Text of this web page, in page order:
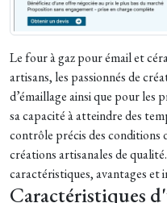
Le four à gaz pour émail et
artisans, les passionnés de
d’émaillage ainsi que pourles
sa capacité à atteindre des
contrôle précis des conditions
créations artisanales de
caractéristiques, avantages et
Caractéristiques